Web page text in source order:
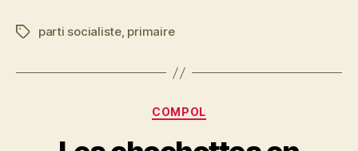
Étiquettes
parti socialiste, primaire
Catégories
COMPOL